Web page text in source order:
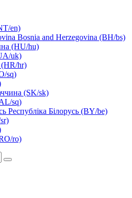
en)
Bosnia and Herzegovina (BH/bs)
(HU/hu)
uk)
(HR/hr)
sq)
(SK/sk)
sq)
Республіка Білорусь (BY/be)
ro)